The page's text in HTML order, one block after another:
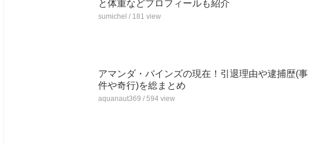
と体重などプロフィールも紹介
sumichel / 181 view
アマンダ・バインズの現在！引退理由や逮捕歴(事
件や奇行)を総まとめ
aquanaut369 / 594 view